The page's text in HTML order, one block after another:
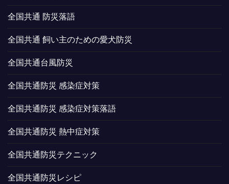
全国共通 防災落語
全国共通 飼い主のための愛犬防災
全国共通台風防災
全国共通防災 感染症対策
全国共通防災 感染症対策落語
全国共通防災 熱中症対策
全国共通防災テクニック
全国共通防災レシピ